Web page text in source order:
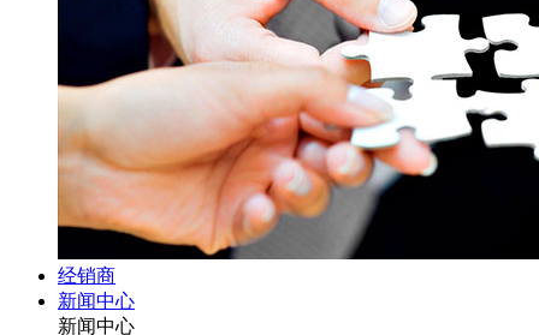
经销商
新闻中心
新闻中心